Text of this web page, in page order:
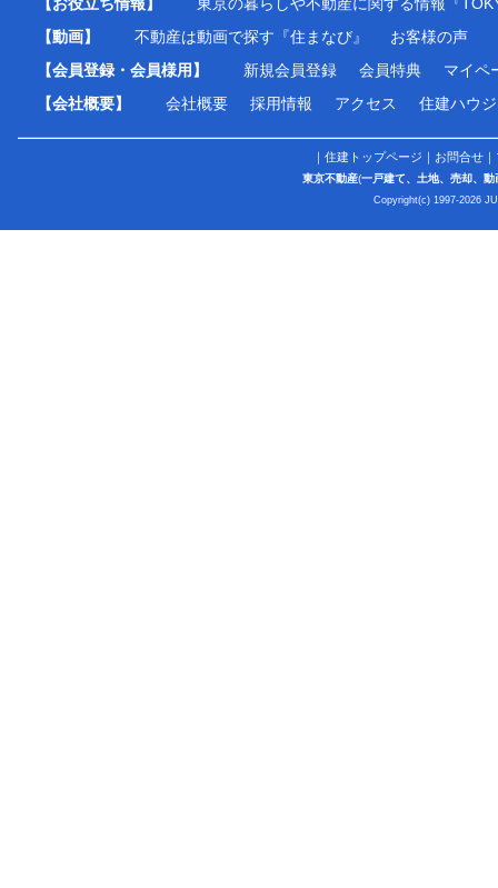
【動画】
不動産は動画で探す『住まなび』
お客様の声
【会員登録・会員様用】
新規会員登録 会員特典
マイペ
【会社概要】
会社概要 採用情報 アクセス 住建ハウ
｜ 住建トップページ ｜ お問合せ ｜
東京不動産(一戸建て、土地、売却、動
Copyright(c) 1997-2026